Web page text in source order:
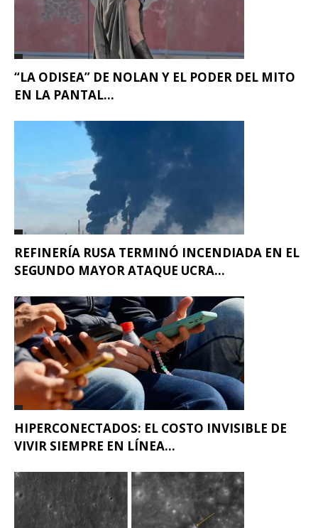
“LA ODISEA” DE NOLAN Y EL PODER DEL MITO
EN LA PANTAL...
REFINERÍA RUSA TERMINÓ INCENDIADA EN EL
SEGUNDO MAYOR ATAQUE UCRA...
HIPERCONECTADOS: EL COSTO INVISIBLE DE
VIVIR SIEMPRE EN LÍNEA...